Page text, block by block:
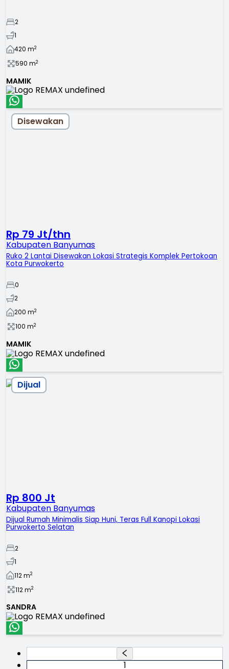
2
1
420 m2
590 m2
MAMIK
Disewakan
Rp 79 Jt/thn
Kabupaten Banyumas
Ruko 2 Lantai Disewakan Lokasi Strategis Komplek Pertokoan
Kota Purwokerto
0
2
200 m2
100 m2
MAMIK
Dijual
Rp 800 Jt
Kabupaten Banyumas
Dijual Rumah Minimalis Siap Huni, Teras Full Kanopi Lokasi
Purwokerto Selatan
2
1
112m2
112m2
SANDRA
1